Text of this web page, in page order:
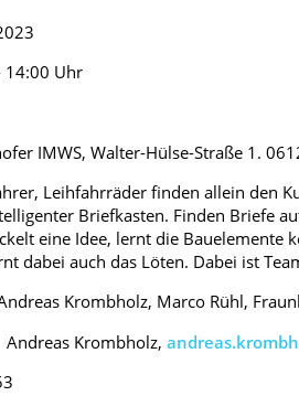
Uhr
Walter-Hülse-Straße 1.
Leihfahrräder finden allein den
Briefkasten. Finden Briefe
eine Idee, lernt die
dabei auch das Löten. Dabei ist
Marco Rühl,
Krombholz,